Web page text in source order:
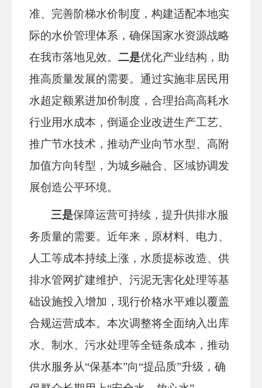
准、完善阶梯水价制度，构建适配本地实
际的水价管理体系，确保国家水资源战略
在我市落地见效。 二是优化产业结构，助
推高质量发展的需要。 通过实施非居民用
水超定额累进加价制度，合理抬高高耗水
行业用水成本，倒逼企业改进生产工艺、
推广节水技术，推动产业向节水型、高附
加值方向转型，为城乡融合、区域协调发
展创造公平环境。
三是保障运营可持续，提升供排水服
务质量的需要。 近年来，原材料、电力、
人工等成本持续上涨，水质提标改造、供
排水管网扩建维护、污泥无害化处理等基
础设施投入增加，现行价格水平难以覆盖
合规运营成本。本次调整将全面纳入出库
水、制水、污水处理等全链条成本，推动
供水服务从“保基本”向“提品质”升级，确